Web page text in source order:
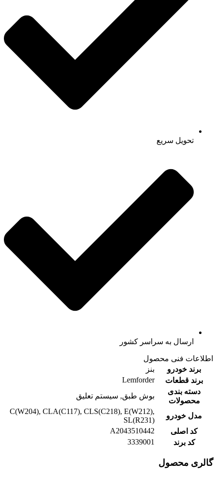
تحویل سریع
ارسال به سراسر کشور
اطلاعات فنی محصول
برند خودرو
بنز
برند قطعات
Lemforder
دسته بندی
محصولات
بوش طبق, سیستم تعلیق
مدل خودرو
C(W204), CLA(C117), CLS(C218), E(W212),
SL(R231)
کد اصلی
A2043510442
کد برند
3339001
گالری محصول